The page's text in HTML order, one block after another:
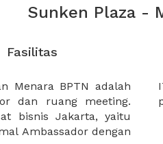
Sunken Plaza -
Fasilitas
Menara BPTN adalah
dan ruang meeting.
bisnis Jakarta, yaitu
Ambassador dengan
yang strategis bagi